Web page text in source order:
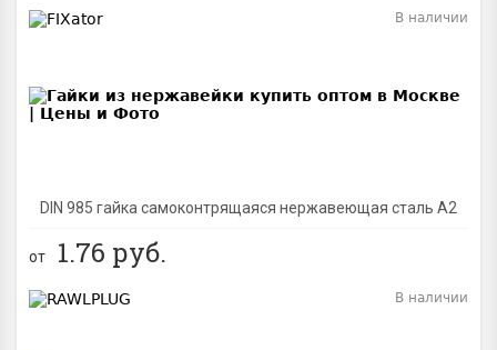
DIN 985 гайка самоконтрящаяся нержавеющая сталь A2
В наличии
от 1.76 руб.
В наличии